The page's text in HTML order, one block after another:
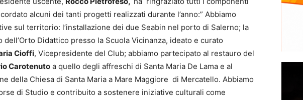
alcuni dei tanti progetti realizzati durante l’anno:” Abbiamo
sul territorio: l’installazione dei due Seabin nel porto di Salerno; la
Didattico presso la Scuola Vicinanza, ideato e curato
Cioffi, Vicepresidente del Club; abbiamo partecipato al restauro del
Carotenuto a quello degli affreschi di Santa Maria De Lama e al
della Chiesa di Santa Maria a Mare Maggiore di Mercatello. Abbiamo
di Studio e contribuito a sostenere iniziative culturali come